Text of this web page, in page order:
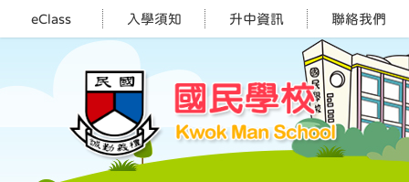
eClass 入學須知 升中資訊 聯絡我們